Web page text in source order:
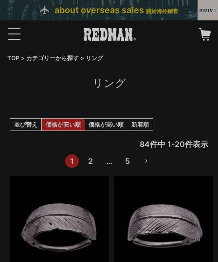
about overseas sales 關於海外銷售
TOP カテゴリーから探す リング
リング
並び替え 価格が安い順 価格が高い順 新着順
84件中 1-20件表示
1
2 … 5